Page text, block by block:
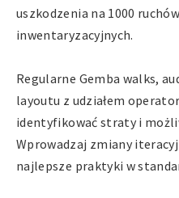
uszkodzenia na 1000
inwentaryzacyjnych.
Regularne Gemba walks,
layoutu z udziałem
identyfikować straty i
Wprowadzaj zmiany
najlepsze praktyki w